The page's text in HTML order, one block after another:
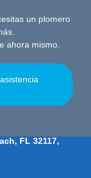
un plomero
ahora mismo.
FL 32117,